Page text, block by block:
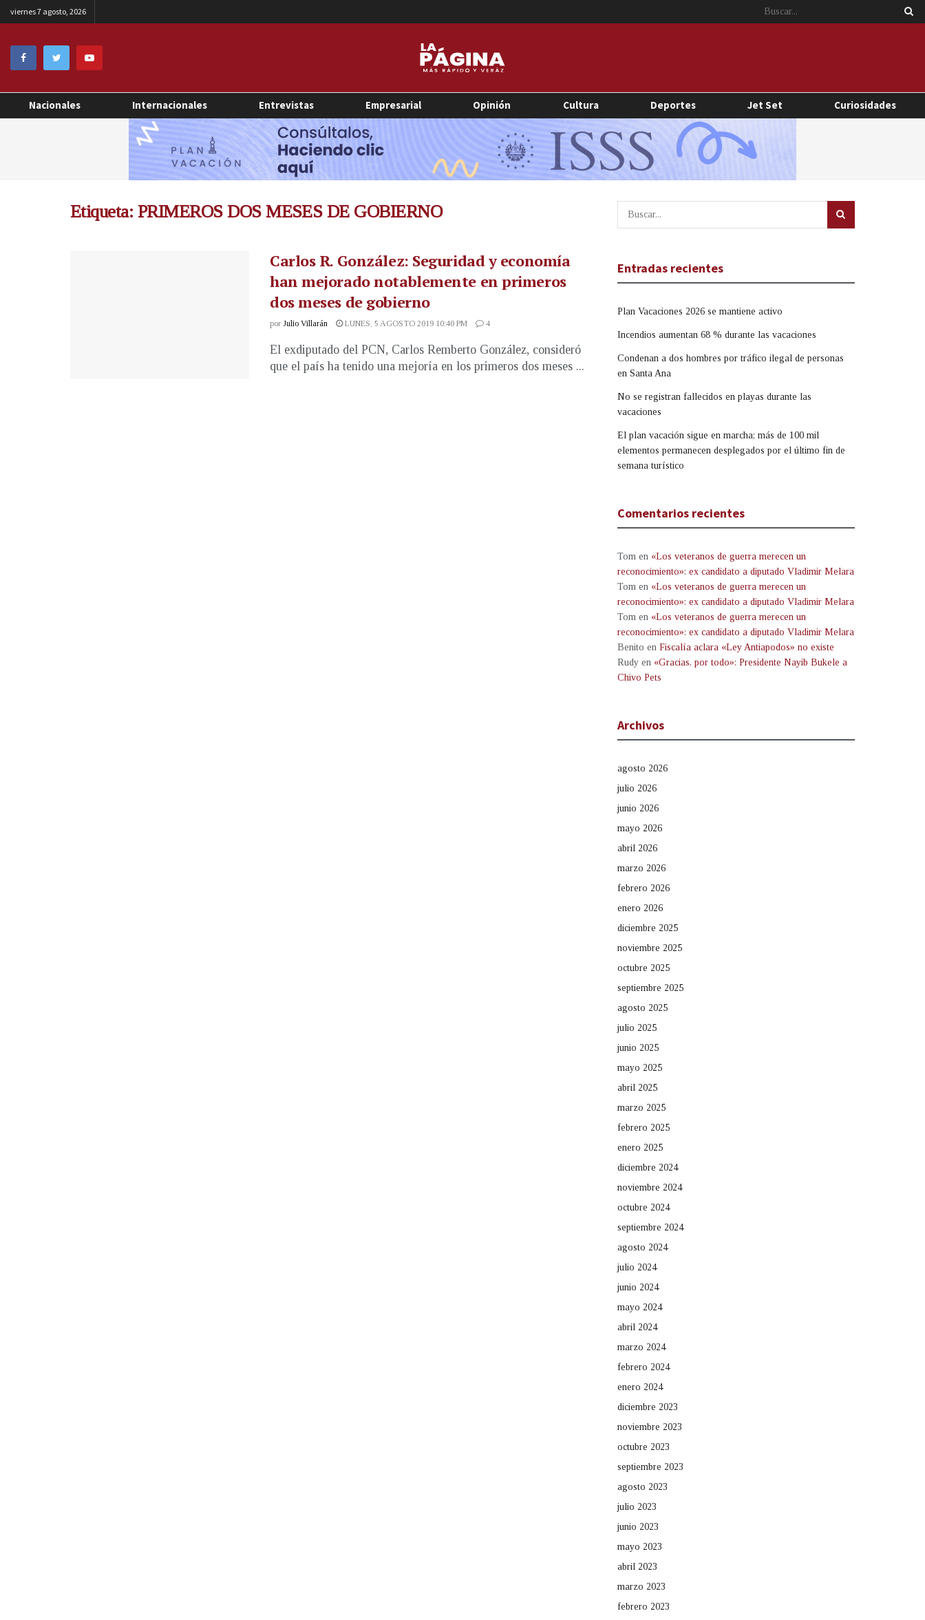
viernes 7 agosto, 2026
Nacionales Internacionales Entrevistas Empresarial Opinión Cultura Deportes Jet Set Curiosidades
Etiqueta: PRIMEROS DOS MESES DE GOBIERNO
Carlos R. González: Seguridad y economía
han mejorado notablemente en primeros
dos meses de gobierno
por Julio Villarán LUNES, 5 AGOSTO 2019 10:40 PM 4
El exdiputado del PCN, Carlos Remberto González, consideró
que el país ha tenido una mejoría en los primeros dos meses ...
Entradas recientes
Plan Vacaciones 2026 se mantiene activo
Incendios aumentan 68 % durante las vacaciones
Condenan a dos hombres por tráfico ilegal de personas
en Santa Ana
No se registran fallecidos en playas durante las
vacaciones
El plan vacación sigue en marcha; más de 100 mil
elementos permanecen desplegados por el último fin de
semana turístico
Comentarios recientes
Tom en «Los veteranos de guerra merecen un
reconocimiento»: ex candidato a diputado Vladimir Melara
Tom en «Los veteranos de guerra merecen un
reconocimiento»: ex candidato a diputado Vladimir Melara
Tom en «Los veteranos de guerra merecen un
reconocimiento»: ex candidato a diputado Vladimir Melara
Benito en Fiscalía aclara «Ley Antiapodos» no existe
Rudy en «Gracias, por todo»: Presidente Nayib Bukele a
Chivo Pets
Archivos
agosto 2026
julio 2026
junio 2026
mayo 2026
abril 2026
marzo 2026
febrero 2026
enero 2026
diciembre 2025
noviembre 2025
octubre 2025
septiembre 2025
agosto 2025
julio 2025
junio 2025
mayo 2025
abril 2025
marzo 2025
febrero 2025
enero 2025
diciembre 2024
noviembre 2024
octubre 2024
septiembre 2024
agosto 2024
julio 2024
junio 2024
mayo 2024
abril 2024
marzo 2024
febrero 2024
enero 2024
diciembre 2023
noviembre 2023
octubre 2023
septiembre 2023
agosto 2023
julio 2023
junio 2023
mayo 2023
abril 2023
marzo 2023
febrero 2023